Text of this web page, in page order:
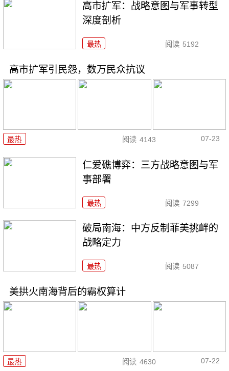
高市扩军：战略意图与军事转型
深度剖析
最热 阅读 5192
高市扩军引民怨，数万民众抗议
最热 阅读 4143 07-23
仁爱礁博弈：三方战略意图与军
事部署
最热 阅读 7299
破局南海：中方反制菲美挑衅的
战略定力
最热 阅读 5087
美拱火南海背后的霸权算计
最热 阅读 4630 07-22